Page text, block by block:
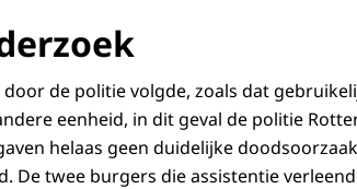
de politie volgde, zoals dat
eenheid, in dit geval de politie
helaas geen duidelijke
De twee burgers die assistentie